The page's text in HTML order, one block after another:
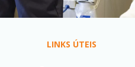
LINKS ÚTEIS